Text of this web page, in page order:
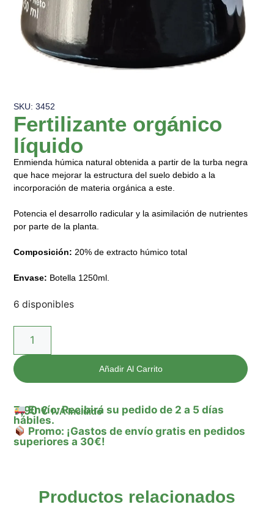
SKU: 3452
Fertilizante orgánico
líquido
Enmienda húmica natural obtenida a partir de la turba negra
que hace mejorar la estructura del suelo debido a la
incorporación de materia orgánica a este.
Potencia el desarrollo radicular y la asimilación de nutrientes
por parte de la planta.
Composición: 20% de extracto húmico total
Envase: Botella 1250ml.
6 disponibles
Añadir Al Carrito
7,90€ IVA Incluido
Envío: Recibirá su pedido de 2 a 5 días
hábiles.
Promo: ¡Gastos de envío gratis en pedidos
superiores a 30€!
Productos relacionados